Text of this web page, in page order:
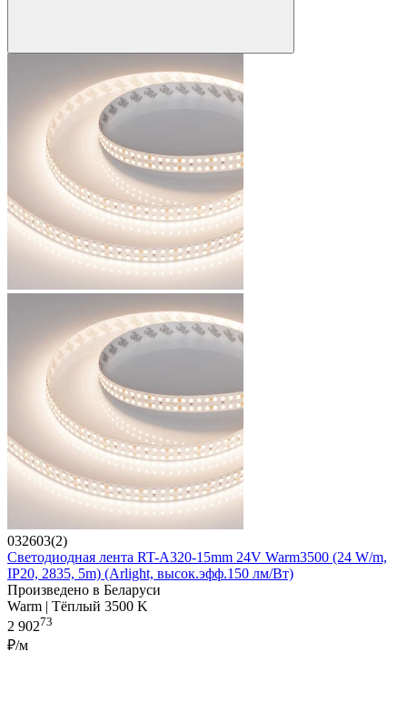
032603(2)
Светодиодная лента RT-A320-15mm 24V Warm3500 (24 W/m,
IP20, 2835, 5m) (Arlight, высок.эфф.150 лм/Вт)
Произведено в Беларуси
Warm | Тёплый 3500 K
2 90273
₽/м